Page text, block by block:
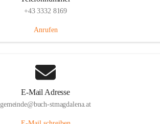
+43 3332 8169
Anrufen
E-Mail Adresse
gemeinde@buch-stmagdalena.at